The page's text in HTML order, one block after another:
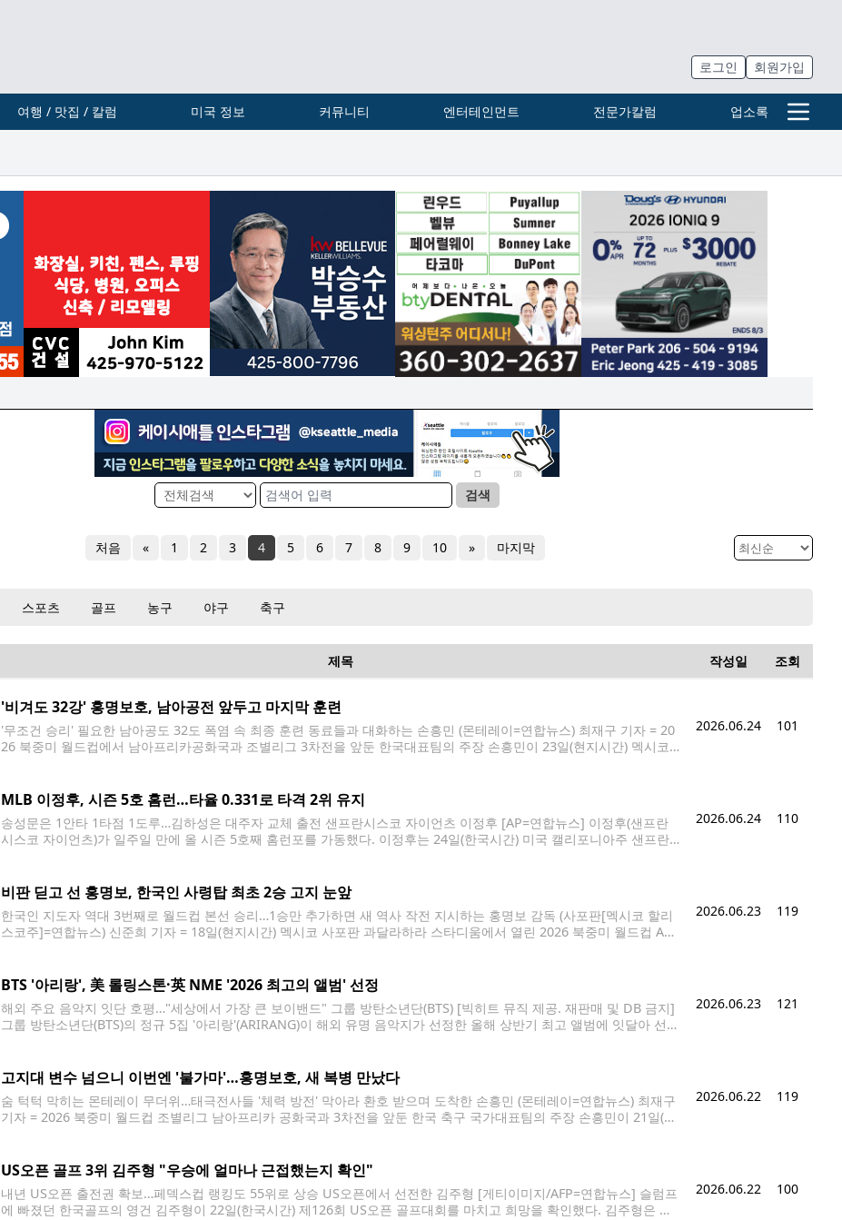
로그인 회원가입
여행 / 맛집 / 칼럼 미국 정보 커뮤니티 엔터테인먼트 전문가칼럼 업소록
검색
처음 « 1 2 3 4 5 6 7 8 9 10 » 마지막
스포츠 골프 농구 야구 축구
제목 작성일 조회
'비겨도 32강' 홍명보호, 남아공전 앞두고 마지막 훈련
'무조건 승리' 필요한 남아공도 32도 폭염 속 최종 훈련 동료들과 대화하는 손흥민 (몬테레이=연합뉴스) 최재구 기자 = 20
26 북중미 월드컵에서 남아프리카공화국과 조별리그 3차전을 앞둔 한국대표팀의 주장 손흥민이 23일(현지시간) 멕시코
2026.06.24 101
MLB 이정후, 시즌 5호 홈런…타율 0.331로 타격 2위 유지
송성문은 1안타 1타점 1도루…김하성은 대주자 교체 출전 샌프란시스코 자이언츠 이정후 [AP=연합뉴스] 이정후(샌프란
시스코 자이언츠)가 일주일 만에 올 시즌 5호째 홈런포를 가동했다. 이정후는 24일(한국시간) 미국 캘리포니아주 샌프란
2026.06.24 110
비판 딛고 선 홍명보, 한국인 사령탑 최초 2승 고지 눈앞
한국인 지도자 역대 3번째로 월드컵 본선 승리…1승만 추가하면 새 역사 작전 지시하는 홍명보 감독 (사포판[멕시코 할리
스코주]=연합뉴스) 신준희 기자 = 18일(현지시간) 멕시코 사포판 과달라하라 스타디움에서 열린 2026 북중미 월드컵 A조
2026.06.23 119
BTS '아리랑', 美 롤링스톤·英 NME '2026 최고의 앨범' 선정
해외 주요 음악지 잇단 호평…"세상에서 가장 큰 보이밴드" 그룹 방탄소년단(BTS) [빅히트 뮤직 제공. 재판매 및 DB 금지]
그룹 방탄소년단(BTS)의 정규 5집 '아리랑'(ARIRANG)이 해외 유명 음악지가 선정한 올해 상반기 최고 앨범에 잇달아 선정
2026.06.23 121
고지대 변수 넘으니 이번엔 '불가마'…홍명보호, 새 복병 만났다
숨 턱턱 막히는 몬테레이 무더위…태극전사들 '체력 방전' 막아라 환호 받으며 도착한 손흥민 (몬테레이=연합뉴스) 최재구
기자 = 2026 북중미 월드컵 조별리그 남아프리카 공화국과 3차전을 앞둔 한국 축구 국가대표팀의 주장 손흥민이 21일(현
2026.06.22 119
US오픈 골프 3위 김주형 "우승에 얼마나 근접했는지 확인"
내년 US오픈 출전권 확보…페덱스컵 랭킹도 55위로 상승 US오픈에서 선전한 김주형 [게티이미지/AFP=연합뉴스] 슬럼프
에 빠졌던 한국골프의 영건 김주형이 22일(한국시간) 제126회 US오픈 골프대회를 마치고 희망을 확인했다. 김주형은 이
2026.06.22 100